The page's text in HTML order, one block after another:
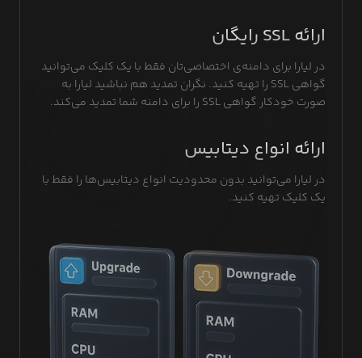
ارائه SSL رایگان
در لیارا برای دامنه‌ی‌ اختصاصی‌تان فقط با یک کلیک می‌توانید
گواهی SSL را تهیه کنید. نگران تمدید هم نباشید لیارا به
صورت خودکار گواهی SSL را برای دامنه شما تمدید می‌کند.
ارائه انواع دیتابیس
در لیارا می‌توانید بدون محدودیت انواع دیتابیس‌ها را فقط با
یک کلیک تهیه کنید.